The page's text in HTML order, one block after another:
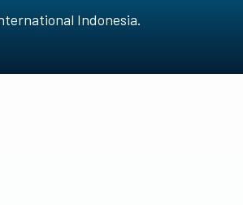
Indonesia.